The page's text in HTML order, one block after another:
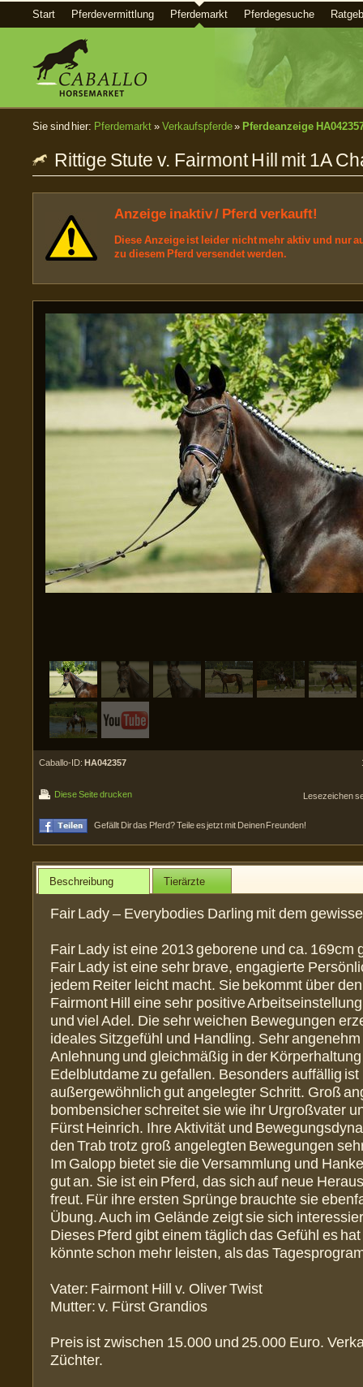
Start Pferdevermittlung Pferdemarkt Pferdegesuche
Sie sind hier: Pferdemarkt » Verkaufspferde» Pferdeanzeige
Rittige Stute v. Fairmont Hill mit 1A
Anzeige inaktiv / Pferd verkauft!
Diese Anzeige ist leider nicht mehr aktiv und nur
zu diesem Pferd versendet werden.
Caballo-ID: HA042357
Diese Seite drucken Lesezeichen
Gefällt Dir das Pferd? Teile es jetzt mit Deinen Freunden!
Beschreibung Tierärzte
Fair Lady – Everybodies Darling mit dem
Fair Lady ist eine 2013 geborene und ca. 169cm
Fair Lady ist eine sehr brave, engagierte
jedem Reiter leicht macht. Sie bekommt über
Fairmont Hill eine sehr positive
und viel Adel. Die sehr weichen Bewegungen
ideales Sitzgefühl und Handling. Sehr
Anlehnung und gleichmäßig in der
Edelblutdame zu gefallen. Besonders auffällig ist
außergewöhnlich gut angelegter Schritt. Groß
bombensicher schreitet sie wie ihr Urgroßvater
Fürst Heinrich. Ihre Aktivität und
den Trab trotz groß angelegten Bewegungen
Im Galopp bietet sie die Versammlung und
gut an. Sie ist ein Pferd, das sich auf neue
freut. Für ihre ersten Sprünge brauchte sie
Übung. Auch im Gelände zeigt sie sich
Dieses Pferd gibt einem täglich das Gefühl es
könnte schon mehr leisten, als das
Vater: Fairmont Hill v. Oliver Twist
Mutter: v. Fürst Grandios
Preis ist zwischen 15.000 und 25.000 Euro.
Züchter.